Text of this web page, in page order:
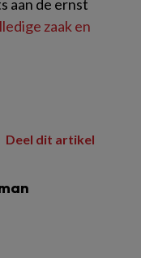
aan de ernst
zaak en
Deel dit artikel